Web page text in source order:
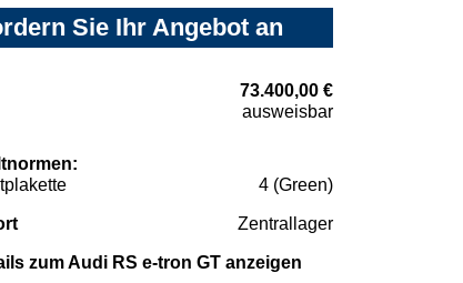
Sie Ihr Angebot an
73.400,00 €
ausweisbar
4 (Green)
Zentrallager
zum Audi RS e-tron GT anzeigen